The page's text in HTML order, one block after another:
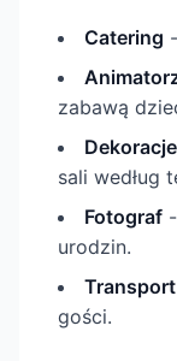
Catering
zabawą
Dekoracje
sali według
Fotograf
urodzin.
Transport
gości.